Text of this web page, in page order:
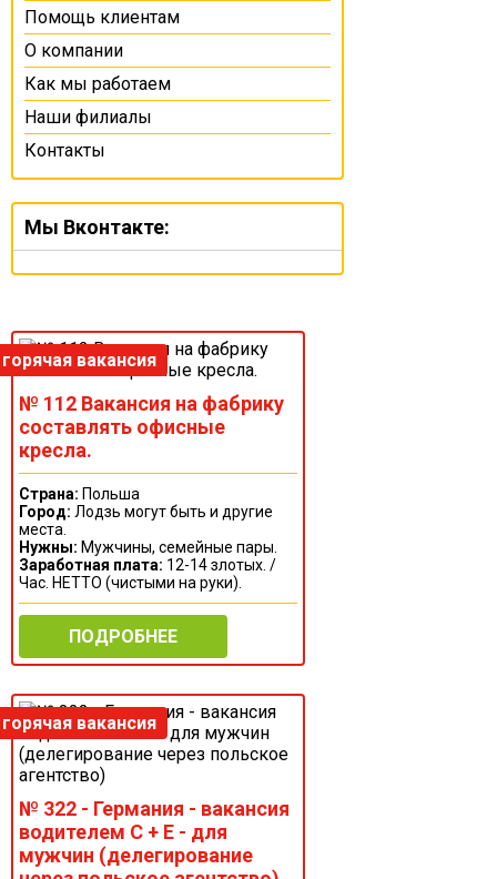
Помощь клиентам
О компании
Как мы работаем
Наши филиалы
Контакты
Мы Вконтакте:
№ 112 Вакансия на фабрику
составлять офисные
кресла.
Страна: Польша
Город: Лодзь могут быть и другие
места.
Нужны: Мужчины, семейные пары.
Заработная плата: 12-14 злотых. /
Час. НЕТТО (чистыми на руки).
ПОДРОБНЕЕ
№ 322 - Германия - вакансия
водителем С + Е - для
мужчин (делегирование